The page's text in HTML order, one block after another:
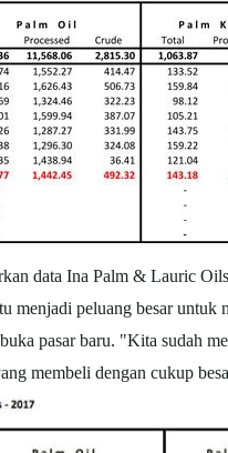
data Ina Palm & Lauric
menjadi peluang besar untuk
pasar baru. "Kita sudah
membeli dengan cukup